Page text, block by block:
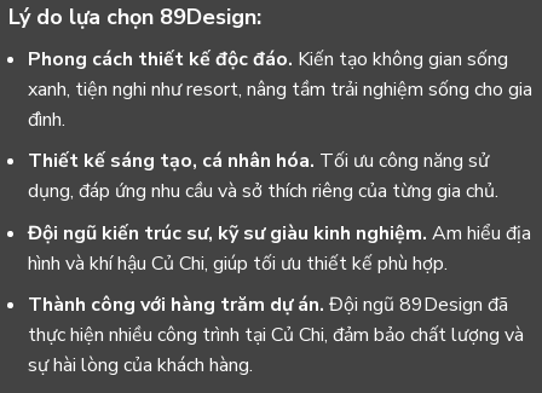
Lý do lựa chọn 89Design:
Phong cách thiết kế độc đáo. Kiến tạo không gian sống
xanh, tiện nghi như resort, nâng tầm trải nghiệm sống cho gia
đình.
Thiết kế sáng tạo, cá nhân hóa. Tối ưu công năng sử
dụng, đáp ứng nhu cầu và sở thích riêng của từng gia chủ.
Đội ngũ kiến trúc sư, kỹ sư giàu kinh nghiệm. Am hiểu địa
hình và khí hậu Củ Chi, giúp tối ưu thiết kế phù hợp.
Thành công với hàng trăm dự án. Đội ngũ 89Design đã
thực hiện nhiều công trình tại Củ Chi, đảm bảo chất lượng và
sự hài lòng của khách hàng.